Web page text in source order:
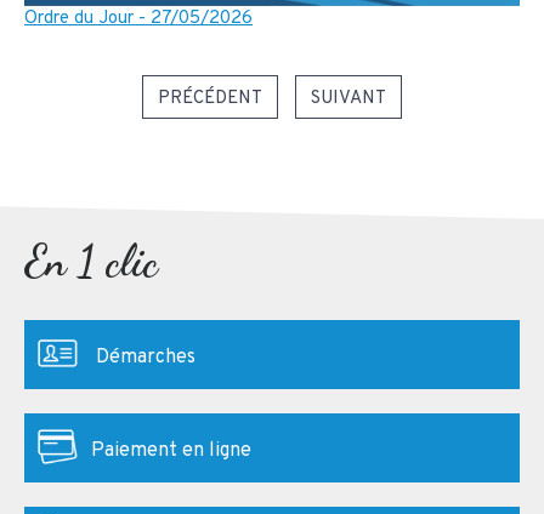
Ordre du Jour - 27/05/2026
PRÉCÉDENT SUIVANT
En 1 clic
Démarches
Paiement en ligne